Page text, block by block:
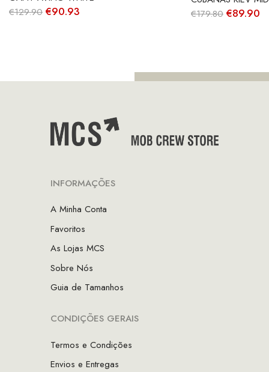
€129.90 O
€90.93
€179.80 O
€89.90
INFORMAÇÕES
A Minha Conta
Favoritos
As Lojas MCS
Sobre Nós
Guia de Tamanhos
CONDIÇÕES GERAIS
Termos e Condições
Envios e Entregas